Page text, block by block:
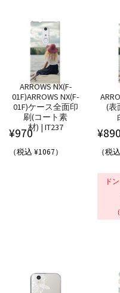
ARROWS NX(F-
01F)ARROWS NX(F-
01F)ケース全面印
刷(コート素
材) | IT237
¥970
（税込 ¥1067）
(表
¥890
（税
ド